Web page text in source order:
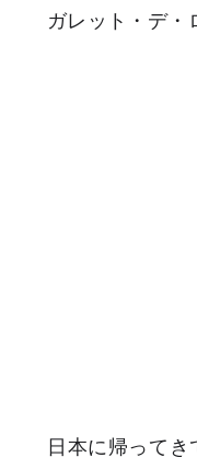
ガレット・デ・
日本に帰って